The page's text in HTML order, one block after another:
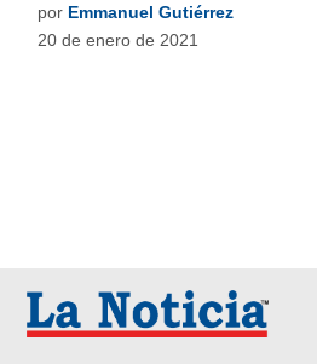
por Emmanuel Gutiérrez
20 de enero de 2021